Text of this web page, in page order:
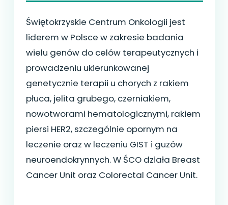
Świętokrzyskie Centrum Onkologii jest
liderem w Polsce w zakresie badania
wielu genów do celów terapeutycznych i
prowadzeniu ukierunkowanej
genetycznie terapii u chorych z rakiem
płuca, jelita grubego, czerniakiem,
nowotworami hematologicznymi, rakiem
piersi HER2, szczególnie opornym na
leczenie oraz w leczeniu GIST i guzów
neuroendokrynnych. W ŚCO działa Breast
Cancer Unit oraz Colorectal Cancer Unit.